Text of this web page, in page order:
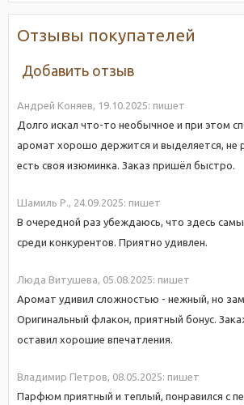
Отзывы покупателей
Добавить отзыв
Андрей Коняев, 19.10.2025: пишет
Долго искал что-то необычное и при этом
аромат хорошо держится и выделяется, не
есть своя изюминка. Заказ пришёл быстро.
Шамиль Р., 24.09.2025: пишет
В очередной раз убеждаюсь, что здесь
среди конкурентов. Приятно удивлен.
Люда Витушева, 05.08.2025: пишет
Аромат удивил сложностью - нежный, но
Оригинальный флакон, приятный бонус.
оставил хорошие впечатления.
Владимир Петров, 08.05.2025: пишет
Парфюм приятный и теплый, понравился с